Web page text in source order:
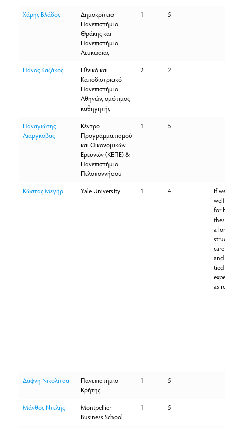
Χάρης Βλάδος
Δημοκρίτειο
Πανεπιστήμιο
Θράκης και
Πανεπιστήμιο
Λευκωσίας
1 5
Πάνος Καζάκος
Εθνικό και
Καποδιστριακό
Πανεπιστήμιο
Αθηνών, ομότιμος
καθηγητής
2 2
Παναγιώτης
Λιαργκόβας
Κέντρο
Προγραμματισμού
και Οικονομικών
Ερευνών (ΚΕΠΕ) &
Πανεπιστήμιο
Πελοποννήσου
1 5
Κώστας Μεγήρ Yale University 1 4
If
for
a
tied
as
Δάφνη Νικολίτσα
Πανεπιστήμιο
Κρήτης
1 5
Μάνθος Ντελής
Montpellier
Business School
1 5